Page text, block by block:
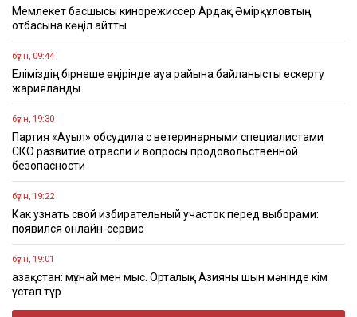
Мемлекет басшысы кинорежиссер Ардақ Әмірқұловтың
отбасына көңіл айтты
бүгін, 09:44
Еліміздің бірнеше өңірінде ауа райына байланысты ескерту
жарияланды
бүгін, 19:30
Партия «Ауыл» обсудила с ветеринарными специалистами
СКО развитие отрасли и вопросы продовольственной
безопасности
бүгін, 19:22
Как узнать свой избирательный участок перед выборами:
появился онлайн-сервис
бүгін, 19:01
Қазақстан: мұнай мен мыс. Орталық Азияны шын мәнінде кім
ұстап тұр